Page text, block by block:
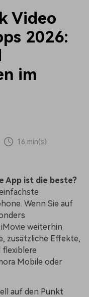
Video
2026:
im
16 min(s)
App ist die beste?
Wenn Sie auf
weiterhin
zusätzliche Effekte,
Mobile oder
auf den Punkt